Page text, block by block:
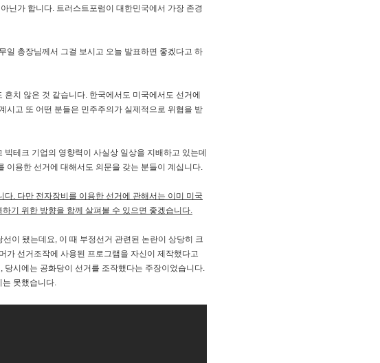
닌가 합니다. 트러스트포럼이 대한민국에서 가장 존경
일 총장님께서 그걸 보시고 오늘 발표하면 좋겠다고 하
치 않은 것 같습니다. 한국에서도 미국에서도 선거에
시고 또 어떤 분들은 민주주의가 실제적으로 위협을 받
테크 기업의 영향력이 사실상 일상을 지배하고 있는데
이용한 선거에 대해서도 의문을 갖는 분들이 계십니다.
. 다만 전자장비를 이용한 선거에 관해서는 이미 미국
기 위한 방향을 함께 살펴볼 수 있으면 좋겠습니다.
이 됐는데요, 이 때 부정선거 관련된 논란이 상당히 크
가 선거조작에 사용된 프로그램을 자신이 제작했다고
시에는 공화당이 선거를 조작했다는 주장이었습니다.
는 못했습니다.